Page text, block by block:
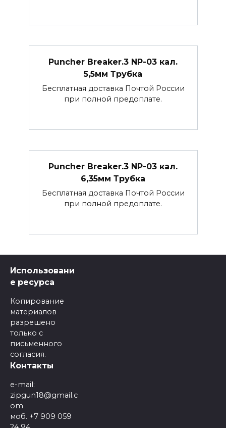
Puncher Breaker.3 NP-03 кал.
5,5мм Трубка
Бесплатная доставка Почтой России
при полной предоплате.
Puncher Breaker.3 NP-03 кал.
6,35мм Трубка
Бесплатная доставка Почтой России
при полной предоплате.
Использовани
е ресурса
Копирование
материалов
разрешено
только с
письменного
согласия.
Контакты
e-mail:
zipgun18@gmail.c
om
моб. +7 909 059